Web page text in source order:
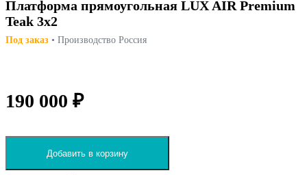
Платформа прямоугольная LUX AIR Premium
Teak 3x2
Под заказ • Производство Россия
190 000 ₽
Добавить в корзину